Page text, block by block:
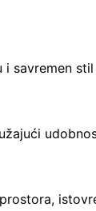
i savremen